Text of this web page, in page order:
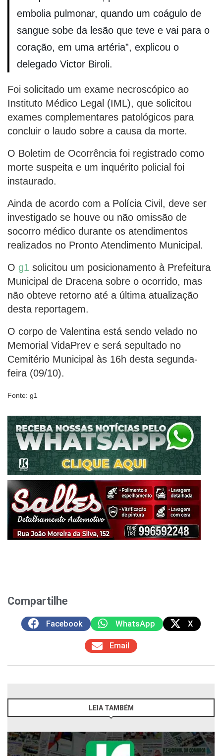
embolia pulmonar, quando um coágulo de
sangue sobe da lesão que teve e vai para o
coração, em uma artéria”, explicou o
delegado Victor Biroli.
Foi solicitado um exame necroscópico ao
Instituto Médico Legal (IML), que solicitou
exames complementares patológicos para
concluir o laudo sobre a causa da morte.
O Boletim de Ocorrência foi registrado como
morte suspeita e um inquérito policial foi
instaurado.
Ainda de acordo com a Polícia Civil, deve ser
investigado se houve ou não omissão de
socorro médico durante os atendimentos
realizados no Pronto Atendimento Municipal.
O g1 solicitou um posicionamento à Prefeitura
Municipal de Dracena sobre o ocorrido, mas
não obteve retorno até a última atualização
desta reportagem.
O corpo de Valentina está sendo velado no
Memorial VidaPrev e será sepultado no
Cemitério Municipal às 16h desta segunda-
feira (09/10).
Fonte: g1
Compartilhe
Facebook WhatsApp X
Email
LEIA TAMBÉM